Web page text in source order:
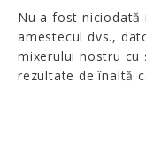
Nu a fost niciodată
amestecul dvs.,
mixerului nostru cu
rezultate de înaltă